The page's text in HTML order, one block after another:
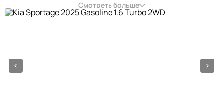
Смотреть больше